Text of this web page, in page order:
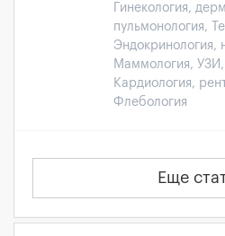
Гинекология,
пульмонология,
Эндокринология,
Маммология, УЗИ,
Кардиология,
Флебология
Еще